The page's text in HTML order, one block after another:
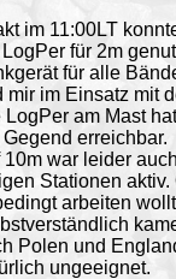
im 11:00LT
für 2m
für alle
mir im Einsatz mit
LogPer am Mast
erreichbar.
10m war leider
Stationen
arbeiten
Polen und
ungeeignet.